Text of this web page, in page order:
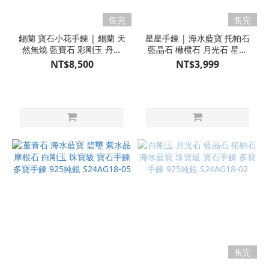
售完
錫蘭 寶石小花手鍊 | 錫蘭 天
然無燒 藍寶石 彩剛玉 丹泉
海水藍寶 彩碧璽 拓帕石 小
花 寶石手鍊 925純銀
NT$8,500
售完
星星手鍊 | 海水藍寶 托帕石
藍晶石 橄欖石 月光石 星星
寶石手鍊 多寶手鍊 925純銀
S24AG18-07
NT$3,999
售完